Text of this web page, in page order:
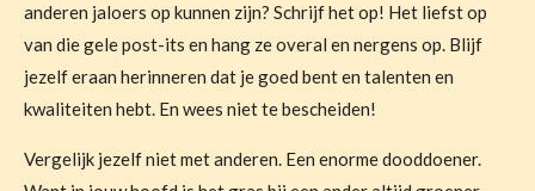
anderen jaloers op kunnen zijn? Schrijf het op! Het liefst op
van die gele post-its en hang zeoveral en nergens op. Blijf
jezelf eraan herinneren dat je goed bent en talenten en
kwaliteiten hebt. En wees niet te bescheiden!
Vergelijk jezelf niet met anderen. Een enorme dooddoener.